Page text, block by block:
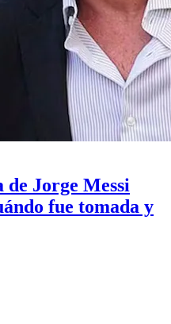
Jorge Messi
fue tomada y